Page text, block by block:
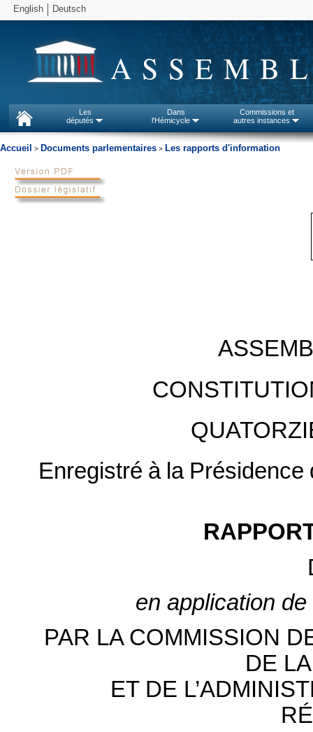
English Deutsch
Les
députés
Dans
l'Hémicycle
Commissions et
autres instances
Accueil > Documents parlementaires > Les rapports d'information
Enregistré à la Présidence
en application de
PAR LA COMMISSION
DE
ET DE